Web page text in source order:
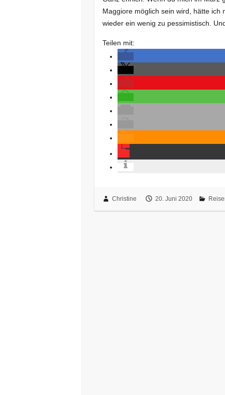
Maggiore möglich sein wird, hätte ich
wieder ein wenig zu pessimistisch.
Teilen mit:
Christine 20. Juni 2020